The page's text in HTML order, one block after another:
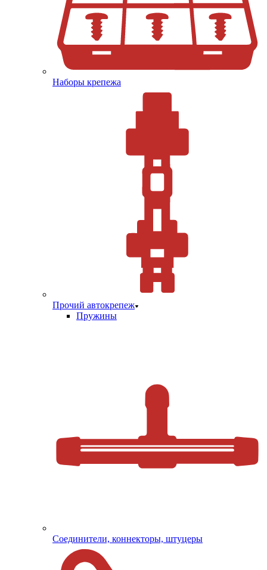
Наборы крепежа
Прочий автокрепеж
Пружины
Соединители, коннекторы, штуцеры